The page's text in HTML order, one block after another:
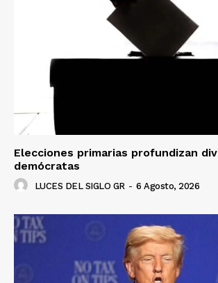
Elecciones primarias profundizan
demócratas
LUCES DEL SIGLO GR - 6 Agosto, 2026